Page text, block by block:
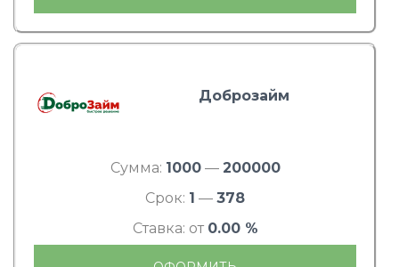
Доброзайм
Сумма: 1000— 200000
Срок: 1 — 378
Ставка: от 0.00 %